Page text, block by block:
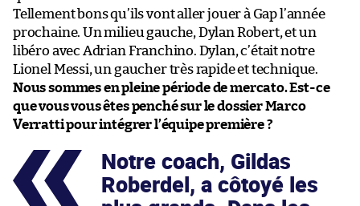
Tellement bons qu’ils vont aller jouer à Gap l’année
prochaine. Un milieu gauche, Dylan Robert, et un
libéro avec Adrian Franchino. Dylan, c’était notre
Lionel Messi, un gaucher très rapide et technique.
Nous sommes en pleine période de mercato. Est-ce
que vous vous êtes penché sur le dossier Marco
Verratti pour intégrer l’équipe première ?
Notre coach, Gildas
Roberdel, a côtoyé les